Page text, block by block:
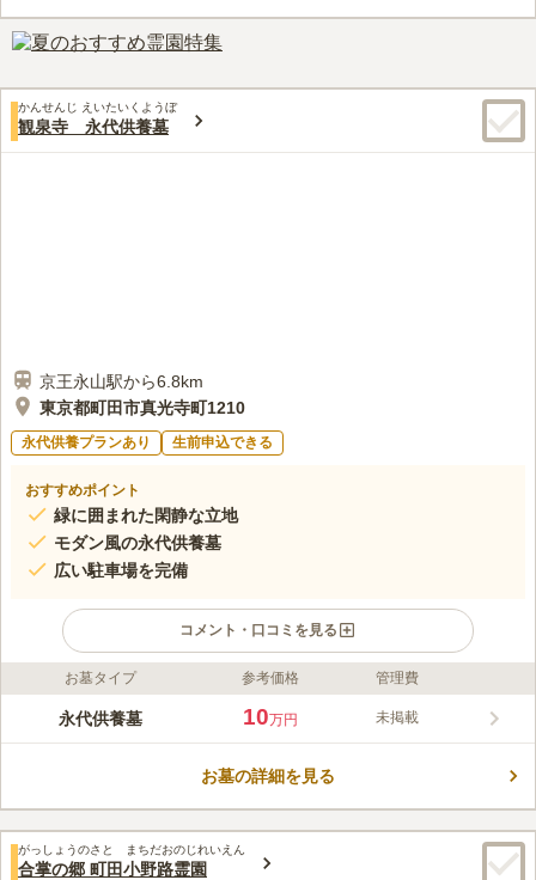
る希少な永代埋蔵墓、そして契約期間を設けて大切にお守りする
この霊園はまだ誰からも評価されていません。
かんせんじ えいたいくようぼ
観泉寺 永代供養墓
京王永山駅から6.8km
東京都町田市真光寺町1210
永代供養プランあり 生前申込できる
おすすめポイント
緑に囲まれた閑静な立地
モダン風の永代供養墓
広い駐車場を完備
コメント・口コミを見る
ライフドット編集部のコメント
観泉寺の永代供養墓は、寛永三年（1626年）に開創された曹洞
です。永代供養墓は個別埋蔵か合同埋蔵かを選ぶことができ、最
口コミ評価
この霊園はまだ誰からも評価されていません。
お墓タイプ 参考価格 管理費
永代供養墓 10万円 未掲載
お墓の詳細を見る
がっしょうのさと まちだおのじれいえん
合掌の郷 町田小野路霊園